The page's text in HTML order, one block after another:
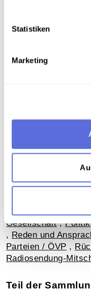
Statistiken
Marketing
Art der Aufnahme
Verortung in
Gesellschaft,Politik
, Reden und
Parteien / ÖVP ,
Radiosendung-
Teil der